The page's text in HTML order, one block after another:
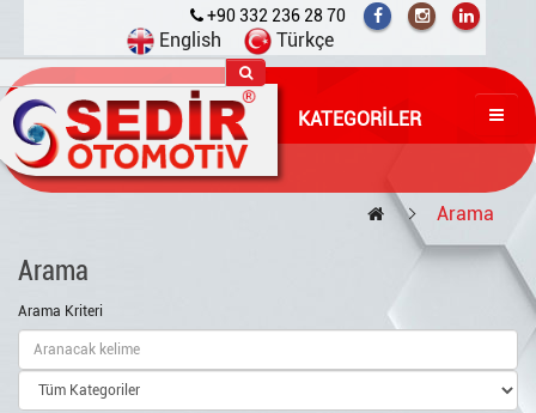
+90 332 236 28 70
English Türkçe
KATEGORILER
Arama
Arama
Arama Kriteri